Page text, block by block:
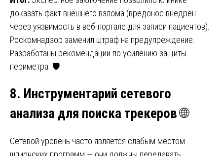
доказать факт внешнего взлома (вредонос внедрён
через уязвимость в веб-портале для записи пациентов).
Роскомнадзор заменил штраф на предупреждение.
Разработаны рекомендации по усилению защиты
периметра. 🛡️
8. Инструментарий сетевого
анализа для поиска трекеров🌐
Сетевой уровень часто является слабым местом